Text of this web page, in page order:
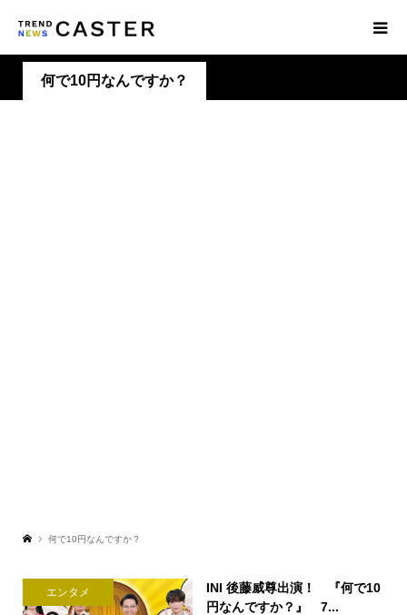
何で10円なんですか？
何で10円なんですか？
エンタメ
INI 後藤威尊出演！ 『何で10
円なんですか？』 7...